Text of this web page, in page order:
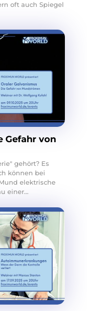
oft auch Spiegel
Gefahr von
gehört? Es
können bei
elektrische
einer...